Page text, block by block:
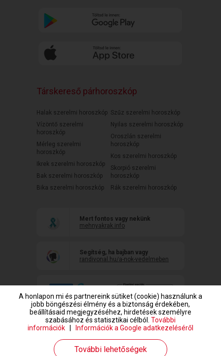
Társkereső párhoroszkóp
Halak szerelmi horoszkóp
Vízöntő szerelmi
horoszkóp
Mérleg szerelmi
horoszkóp
Ikrek szerelmi horoszkóp
Bak szerelmi horoszkóp
Bika szerelmi horoszkóp
Szűz szerelmi horoszkóp
Nyilas szerelmi horoszkóp
Oroszlán szerelmi
horoszkóp
Kos szerelmi horoszkóp
Skorpió szerelmi
horoszkóp
Rák szerelmi horoszkóp
Mert fontos vagy nekünk
mehnyakrak.info
Segítség, ha bajban vagy
randivonal.hu/a-nok-vedelmeben
www.randivonal.hu © Copyright 1999-2026 Dating Central Europe Zrt.
A honlapon mi és partnereink sütiket (cookie) használunk a
jobb böngészési élmény és a biztonság érdekében,
beállításaid megjegyzéséhez, hirdetések személyre
szabásához és statisztikai célból. További
információk
Információk a Google adatkezeléséről
További lehetőségek